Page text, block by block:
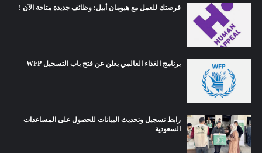
فرصتك للعمل مع هيومان أبيل: وظائف جديدة متاحة الآن !
برنامج الغذاء العالمي يعلن عن فتح باب التسجيل WFP
رابط تسجيل وتحديث البيانات للحصول على المساعدات
السعودية